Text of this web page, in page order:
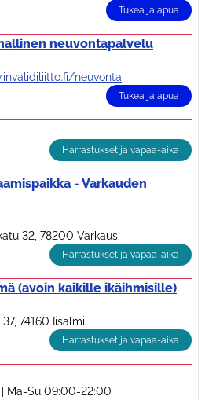
Tukea ja apua
neuvontapalvelu
neuvonta
Tukea ja apua
Harrastukset ja vapaa-aika
- Varkauden
32, 78200 Varkaus
Harrastukset ja vapaa-aika
(avoin kaikille ikäihmisille)
74160 Iisalmi
Harrastukset ja vapaa-aika
Ma-Su 09:00-22:00